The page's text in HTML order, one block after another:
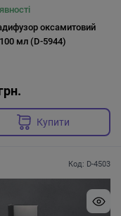
оксамитовий
мл (D-5944)
Купити
Код: D-4503